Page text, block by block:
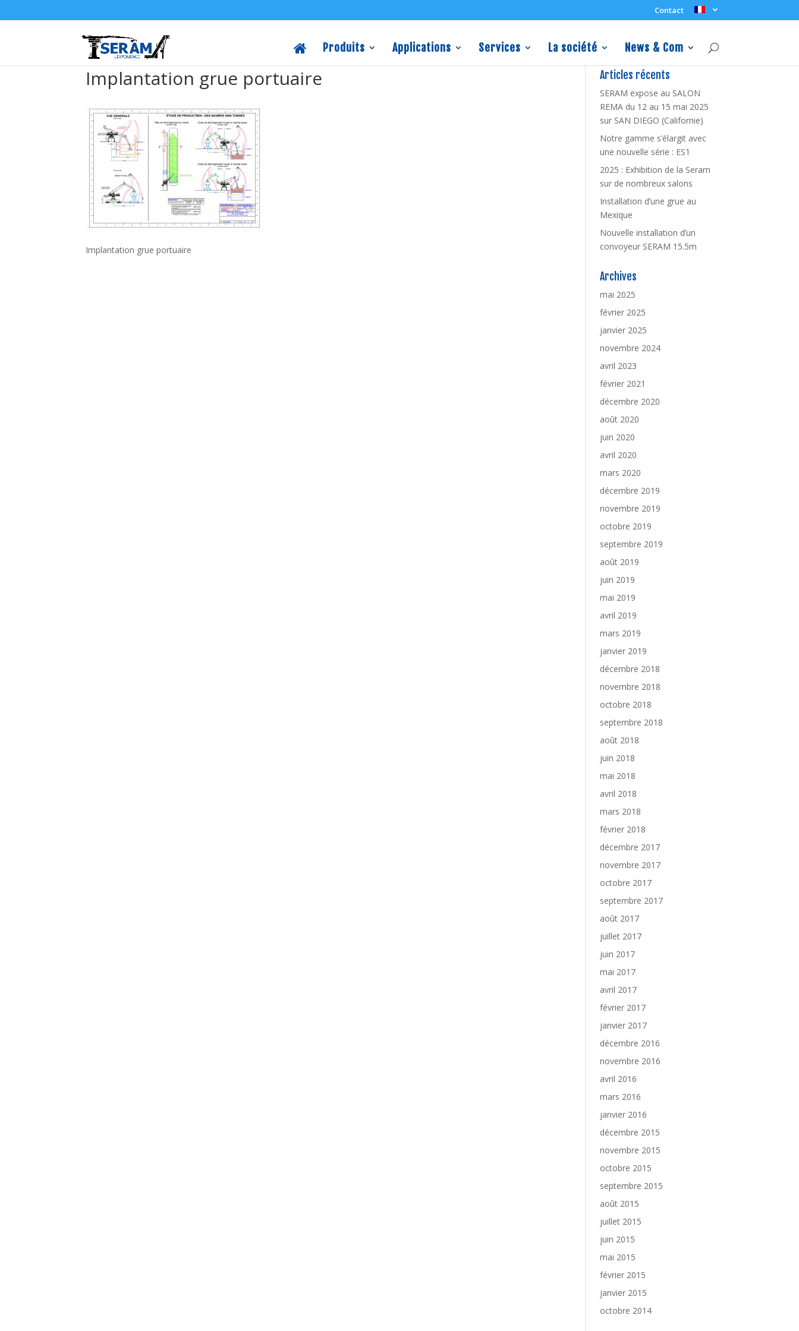
Contact
Produits Applications Services La société News & Com
Implantation grue portuaire
Implantation grue portuaire
Articles récents
SERAM expose au SALON
REMA du 12 au 15 mai 2025
sur SAN DIEGO (Californie)
Notre gamme s’élargit avec
une nouvelle série : ES1
2025 : Exhibition de la Seram
sur de nombreux salons
Installation d’une grue au
Mexique
Nouvelle installation d’un
convoyeur SERAM 15.5m
Archives
mai 2025
février 2025
janvier 2025
novembre 2024
avril 2023
février 2021
décembre 2020
août 2020
juin 2020
avril 2020
mars 2020
décembre 2019
novembre 2019
octobre 2019
septembre 2019
août 2019
juin 2019
mai 2019
avril 2019
mars 2019
janvier 2019
décembre 2018
novembre 2018
octobre 2018
septembre 2018
août 2018
juin 2018
mai 2018
avril 2018
mars 2018
février 2018
décembre 2017
novembre 2017
octobre 2017
septembre 2017
août 2017
juillet 2017
juin 2017
mai 2017
avril 2017
février 2017
janvier 2017
décembre 2016
novembre 2016
avril 2016
mars 2016
janvier 2016
décembre 2015
novembre 2015
octobre 2015
septembre 2015
août 2015
juillet 2015
juin 2015
mai 2015
février 2015
janvier 2015
octobre 2014